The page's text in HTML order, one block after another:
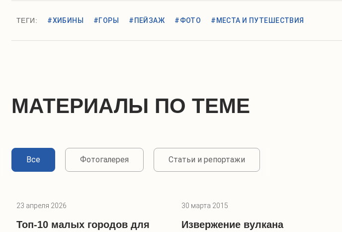
ТЕГИ: #ХИБИНЫ #ГОРЫ #ПЕЙЗАЖ #ФОТО #МЕСТА И ПУТЕШЕСТВИЯ
МАТЕРИАЛЫ ПО ТЕМЕ
Все Фотогалерея Статьи и репортажи
23 апреля 2026
Топ-10 малых городов для
30 марта 2015
Извержение вулкана